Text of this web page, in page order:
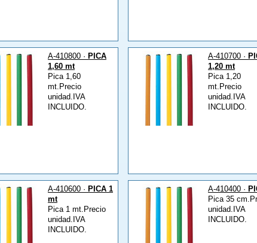
A-410800 · PICA
1,60 mt
Pica 1,60
mt.Precio
unidad.IVA
INCLUIDO.
A-410700 ·
1,20 mt
Pica 1,20
mt.Precio
unidad.IVA
INCLUIDO.
A-410600 · PICA 1
mt
Pica 1 mt.Precio
unidad.IVA
INCLUIDO.
A-410400 ·
Pica 35
unidad.IVA
INCLUIDO.